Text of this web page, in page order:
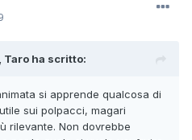
Taro ha scritto:
si apprende qualcosa di
sui polpacci, magari
rilevante. Non dovrebbe